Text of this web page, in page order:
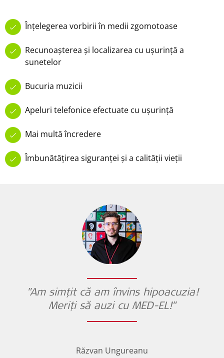
Înțelegerea vorbirii în medii zgomotoase
Recunoașterea și localizarea cu ușurință a
sunetelor
Bucuria muzicii
Apeluri telefonice efectuate cu ușurință
Mai multă încredere
Îmbunătățirea siguranței și a calității vieții
"Am simțit că am învins hipoacuzia!
Meriți să auzi cu MED-EL!"
Răzvan Ungureanu